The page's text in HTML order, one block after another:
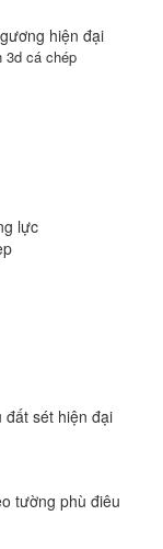
hiện đại
3d cá chép
lực
đất sét hiện đại
tường phù điêu